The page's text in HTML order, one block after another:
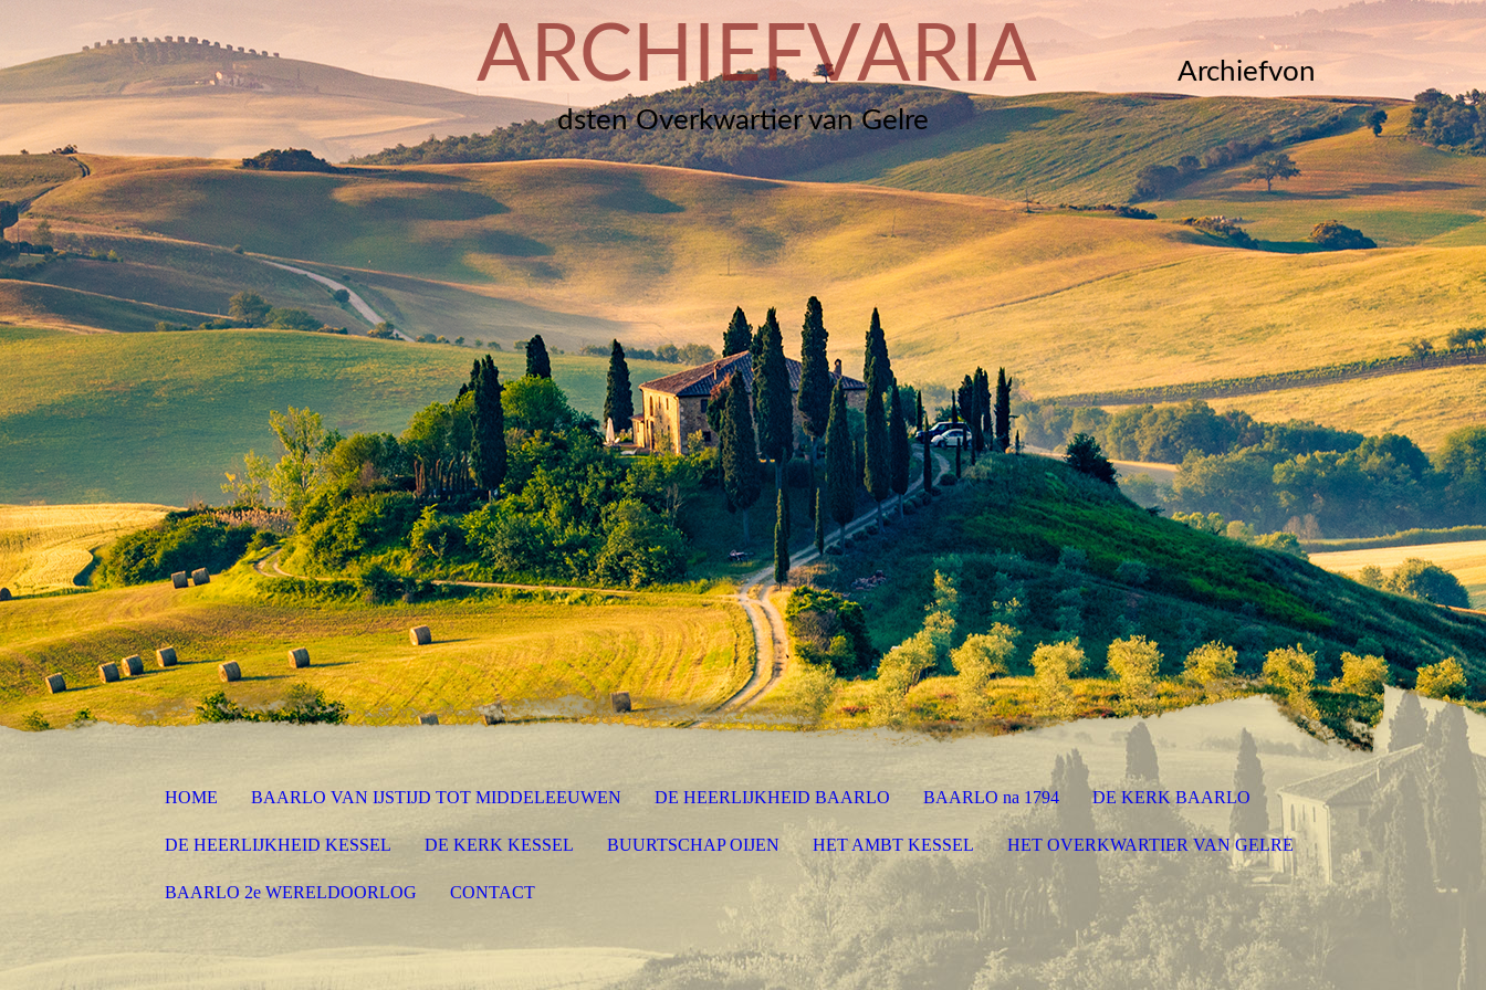
ARCHIEFVARIA
Archiefvon
dsten Overkwartier van Gelre
HOME BAARLO VAN IJSTIJD TOT MIDDELEEUWEN DE HEERLIJKHEID BAARLO BAARLO na 1794 DE KERK BAARLO
DE HEERLIJKHEID KESSEL DE KERK KESSEL BUURTSCHAP OIJEN HET AMBT KESSEL HET OVERKWARTIER VAN GELRE
BAARLO 2e WERELDOORLOG CONTACT